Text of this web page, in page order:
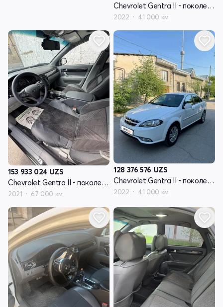
Chevrolet Gentra II - поколение
2022 41 000 км
153 933 024 UZS
Chevrolet Gentra II - поколение
2021 67 000 км
128 376 576 UZS
Chevrolet Gentra II - поколение
2022 41 000 км